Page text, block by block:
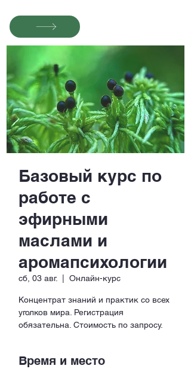
Базовый курс по
работе с
эфирными
маслами и
аромапсихологии
сб, 03 авг. Онлайн-курс
Концентрат знаний и практик со всех
уголков мира. Регистрация
обязательна. Стоимость по запросу.
Время и место